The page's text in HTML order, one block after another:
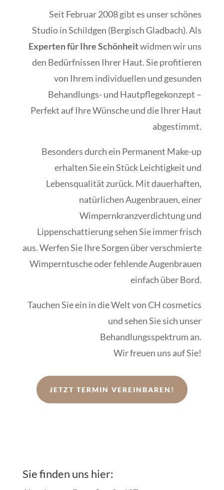
Seit Februar 2008 gibt es unser schönes
Studio in Schildgen (Bergisch Gladbach). Als
Experten für Ihre Schönheitwidmen wir uns
den Bedürfnissen Ihrer Haut. Sie profitieren
von Ihrem individuellen und gesunden
Behandlungs- und Hautpflegekonzept –
Perfekt auf Ihre Wünsche und die Ihrer Haut
abgestimmt.
Besonders durch ein Permanent Make-up
erhalten Sie ein Stück Leichtigkeit und
Lebensqualität zurück. Mit dauerhaften,
natürlichen Augenbrauen, einer
Wimpernkranzverdichtung und
Lippenschattierung sehen Sie immer frisch
aus. Werfen Sie Ihre Sorgen über verschmierte
Wimperntusche oder fehlende Augenbrauen
einfach über Bord.
Tauchen Sie ein in die Welt von CH cosmetics
und sehen Sie sich unser
Behandlungsspektrum an.
Wir freuen uns auf Sie!
JETZT TERMIN VEREINBAREN!
Sie finden uns hier: